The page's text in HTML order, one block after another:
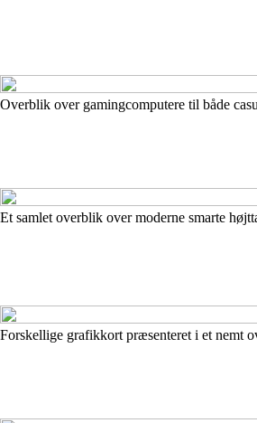
Overblik over gamingcomputere til både
Et samlet overblik over moderne smarte
Forskellige grafikkort præsenteret i et nemt